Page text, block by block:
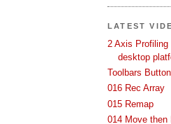
LATEST
2 Axis Profiling
desktop
Toolbars
016 Rec Array
015 Remap
014 Move then